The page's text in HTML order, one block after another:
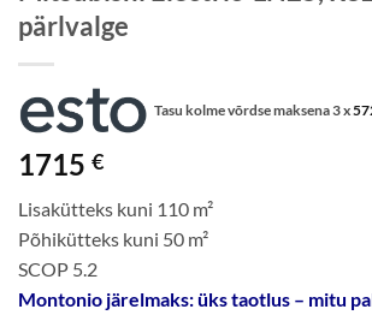
pärlvalge
Tasu kolme võrdse maksena 3 x
1715 €
Lisakütteks kuni 110 m²
Põhikütteks kuni 50 m²
SCOP 5.2
Montonio järelmaks: üks taotlus – mitu